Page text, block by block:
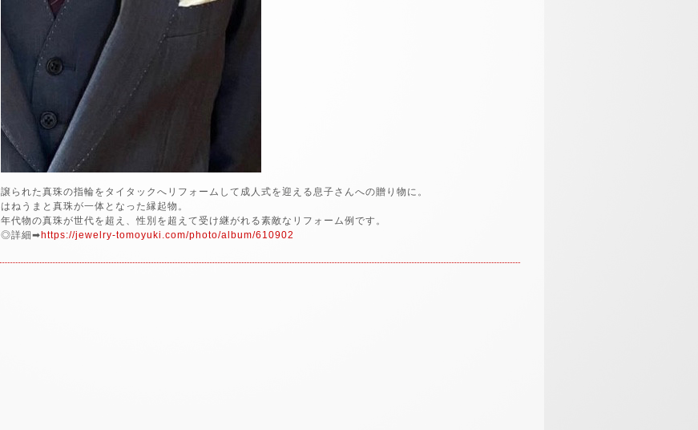
譲られた真珠の指輪をタイタックへリフォームして成人式を迎える息子さんへの贈り物に。
はねうまと真珠が一体となった縁起物。
年代物の真珠が世代を超え、性別を超えて受け継がれる素敵なリフォーム例です。
◎詳細➡https://jewelry-tomoyuki.com/photo/album/610902